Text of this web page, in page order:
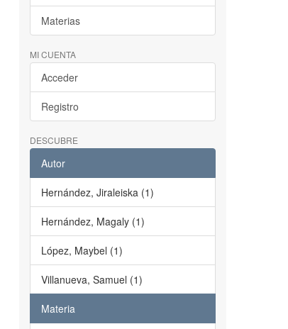
Materias
MI CUENTA
Acceder
Registro
DESCUBRE
Autor
Hernández, Jiraleiska (1)
Hernández, Magaly (1)
López, Maybel (1)
Villanueva, Samuel (1)
Materia